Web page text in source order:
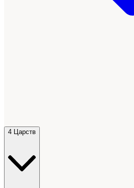
4 Царств